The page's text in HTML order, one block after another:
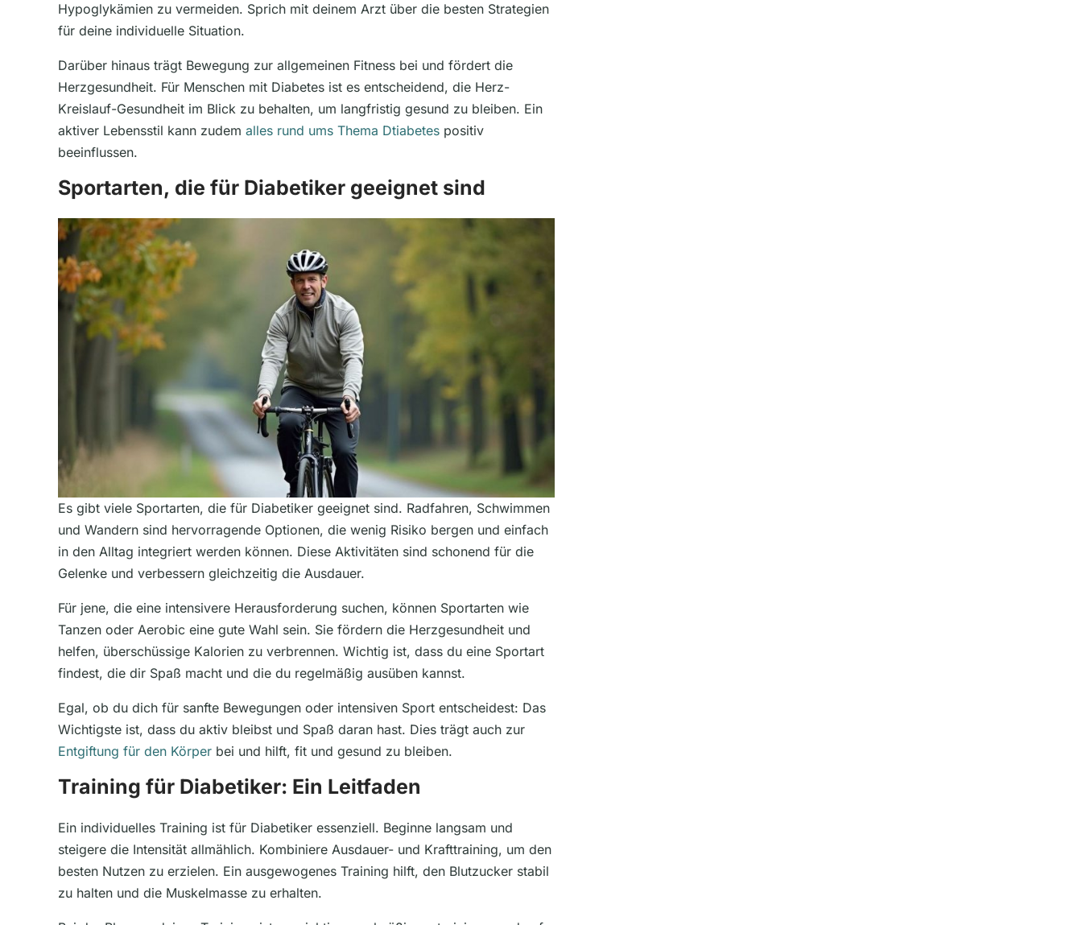
Hypoglykämien zu vermeiden. Sprich mit deinem Arzt über die besten Strategien
für deine individuelle Situation.
Darüber hinaus trägt Bewegung zur allgemeinen Fitness bei und fördert die
Herzgesundheit. Für Menschen mit Diabetes ist es entscheidend, die Herz-
Kreislauf-Gesundheit im Blick zu behalten, um langfristig gesund zu bleiben. Ein
aktiver Lebensstil kann zudem alles rund ums Thema Dtiabetes positiv
beeinflussen.
Sportarten, die für Diabetiker geeignet sind
Es gibt viele Sportarten, die für Diabetiker geeignet sind. Radfahren, Schwimmen
und Wandern sind hervorragende Optionen, die wenig Risiko bergen und einfach
in den Alltag integriert werden können. Diese Aktivitäten sind schonend für die
Gelenke und verbessern gleichzeitig die Ausdauer.
Für jene, die eine intensivere Herausforderung suchen, können Sportarten wie
Tanzen oder Aerobic eine gute Wahl sein. Sie fördern die Herzgesundheit und
helfen, überschüssige Kalorien zu verbrennen. Wichtig ist, dass du eine Sportart
findest, die dir Spaß macht und die du regelmäßig ausüben kannst.
Egal, ob du dich für sanfte Bewegungen oder intensiven Sport entscheidest: Das
Wichtigste ist, dass du aktiv bleibst und Spaß daran hast. Dies trägt auch zur
Entgiftung für den Körper bei und hilft, fit und gesund zu bleiben.
Training für Diabetiker: Ein Leitfaden
Ein individuelles Training ist für Diabetiker essenziell. Beginne langsam und
steigere die Intensität allmählich. Kombiniere Ausdauer- und Krafttraining, um den
besten Nutzen zu erzielen. Ein ausgewogenes Training hilft, den Blutzucker stabil
zu halten und die Muskelmasse zu erhalten.